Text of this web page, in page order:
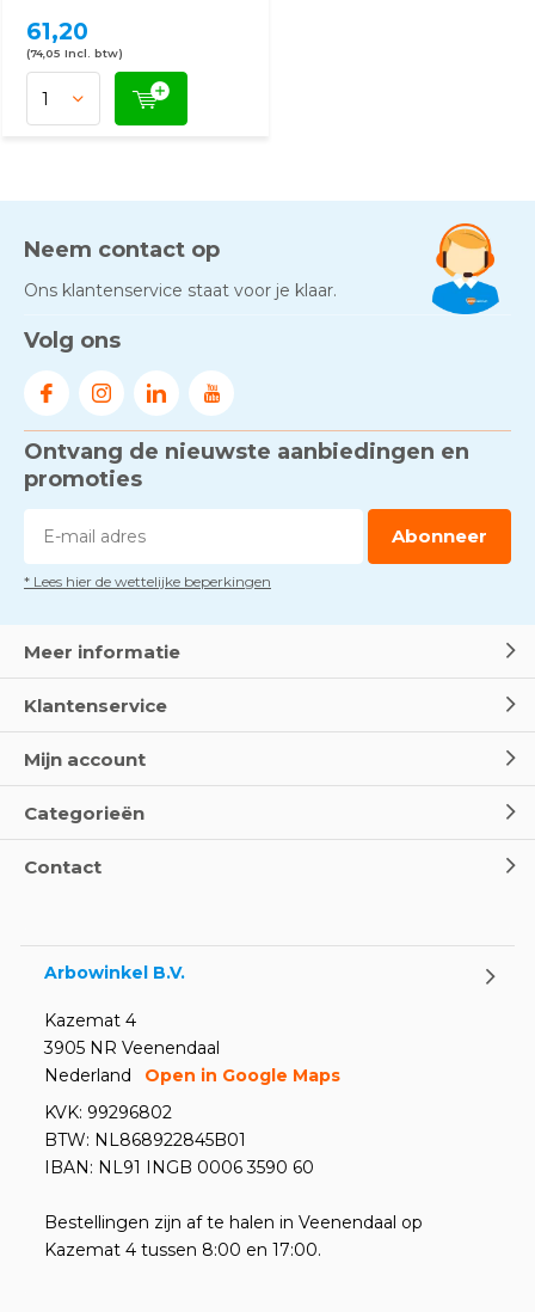
61,20
(74,05 Incl. btw)
Neem contact op
Ons klantenservice staat voor je klaar.
Volg ons
Ontvang de nieuwste aanbiedingen en
promoties
Abonneer
* Lees hier de wettelijke beperkingen
Meer informatie
Klantenservice
Mijn account
Categorieën
Contact
Arbowinkel B.V.
Kazemat 4
3905 NR Veenendaal
Nederland
Open in Google Maps
KVK: 99296802
BTW: NL868922845B01
IBAN: NL91 INGB 0006 3590 60
Bestellingen zijn af te halen in Veenendaal op
Kazemat 4 tussen 8:00 en 17:00.